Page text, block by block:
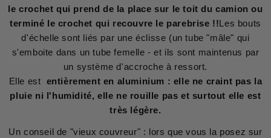
le crochet qui prend de la place sur le toit du camion ou
terminé le crochet qui recouvre le parebrise !!Les bouts
d'échelle sont liés par une éclisse (un tube "mâle" qui
s'emboite dans un tube femelle - et ils sont maintenus par
un système d'accroche à ressort.
Elle est entièrement en aluminium : elle ne craint pas la
pluie ni l'humidité, elle ne rouille pas et surtout elle est
très légère.
Un conseil de "vieux couvreur" : lors que vous la posez sur